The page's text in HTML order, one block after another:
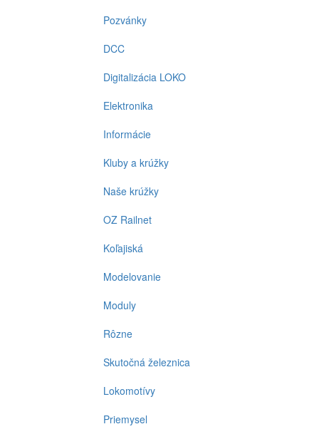
Pozvánky
DCC
Digitalizácia LOKO
Elektronika
Informácie
Kluby a krúžky
Naše krúžky
OZ Railnet
Koľajiská
Modelovanie
Moduly
Rôzne
Skutočná železnica
Lokomotívy
Priemysel